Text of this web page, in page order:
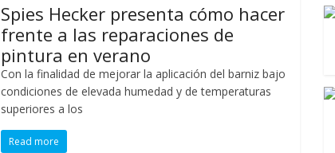
Spies Hecker presenta cómo hacer
frente a las reparaciones de
pintura en verano
Con la finalidad de mejorar la aplicación del barniz bajo
condiciones de elevada humedad y de temperaturas
superiores a los
Read more